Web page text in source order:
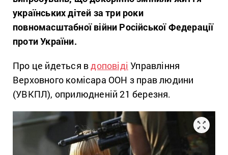
українських дітей за три роки
повномасштабної війни Російської Федерації
проти України.
Про це йдеться вдоповіді Управління
Верховного комісара ООН з прав людини
(УВКПЛ), оприлюдненій 21 березня.